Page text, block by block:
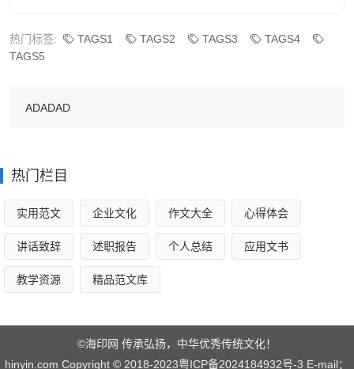
次见面，他要陪我吃东西，我哪能白吃欠人情呢！就骗他说
我上车前刚吃过了，加上有点晕车的原因他没有勉强，自己
还是觉得别扭，就想着怎么委婉告诉他，这时家里来电话
完东西吗这么急。我也顾不上了，跟他道歉告别逃也似的跑
了。并不是急着去见另一个相亲对象，实在是不知道怎么拒
绝，当面说怕伤他自尊。回来后二伯母介绍的我也没答应。
后来我在短信里和他说了，他说是我们没缘份，就当认了个
份礼物，我婉拒了。唉！这狗血的相亲剧。
热门标签: TAGS1 TAGS2 TAGS3
TAGS4
TAGS5
ADADAD
热门栏目
实用范文 企业文化 作文大全 心得体会
讲话致辞 述职报告 个人总结 应用文书
教学资源 精品范文库
©海印网 传承弘扬，中华优秀传统文化！
hinyin.com Copyright © 2018-2023粤ICP备2024184932号-3 E-mail：